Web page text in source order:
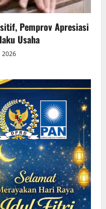
Pemprov Apresiasi
Usaha
2026